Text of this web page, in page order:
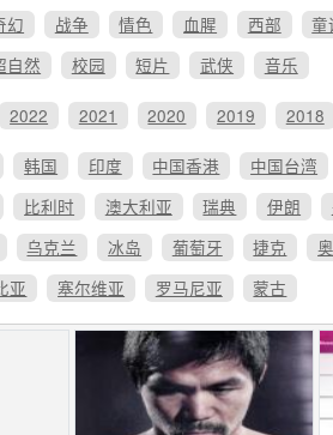
幻 战争 情色 血腥 西部 童
自然 校园 短片 武侠 音乐
2022 2021 2020 2019 2018
韩国 印度 中国香港 中国台湾
比利时 澳大利亚 瑞典 伊朗
乌克兰 冰岛 葡萄牙 捷克
亚 塞尔维亚 罗马尼亚 蒙古